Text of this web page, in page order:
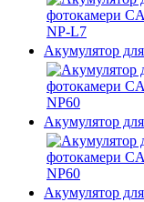
Акумулятор
Акумулятор
Акумулятор